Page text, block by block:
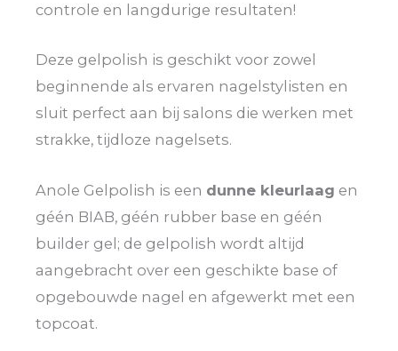
controle en langdurige resultaten!
Deze gelpolish is geschikt voor zowel
beginnende als ervaren nagelstylisten en
sluit perfect aan bij salons die werken met
strakke, tijdloze nagelsets.
Anole Gelpolish is een dunne kleurlaag en
géén BIAB, géén rubber base en géén
builder gel; de gelpolish wordt altijd
aangebracht over een geschikte base of
opgebouwde nagel en afgewerkt met een
topcoat.